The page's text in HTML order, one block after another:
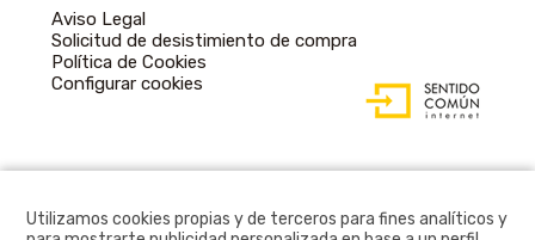
Aviso Legal
Solicitud de desistimiento de compra
Política de Cookies
Configurar cookies
ACCESIBLE CON
GESTOR DE
CONTENIDOS
Utilizamos cookies propias y de terceros para fines analíticos y